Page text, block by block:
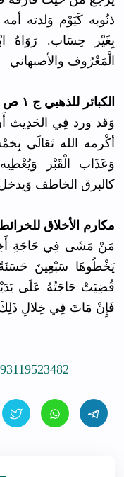
ذنُوبه كَيَوْم وَلدته
بِغَيْر حِسَاب. رَوَاهُ
الْمَعْرُوف والأصبهاني
الكبائر للذهبي ج ١ ص ٢٣
وَقد ورد فِي الحَدِيث
أكْرمه الله تَعَالَى
وَعَذَاب الْقَبْر
كالبرق الخاطف
مكارم الأخلاق
مَنْ مَشَى فِي حَاجَةِ
يَخْطُوهَا سَبْعِينَ
قُضِيَتْ حَاجَتُهُ عَلَى
فَإِنْ مَاتَ فِي خِلالِ